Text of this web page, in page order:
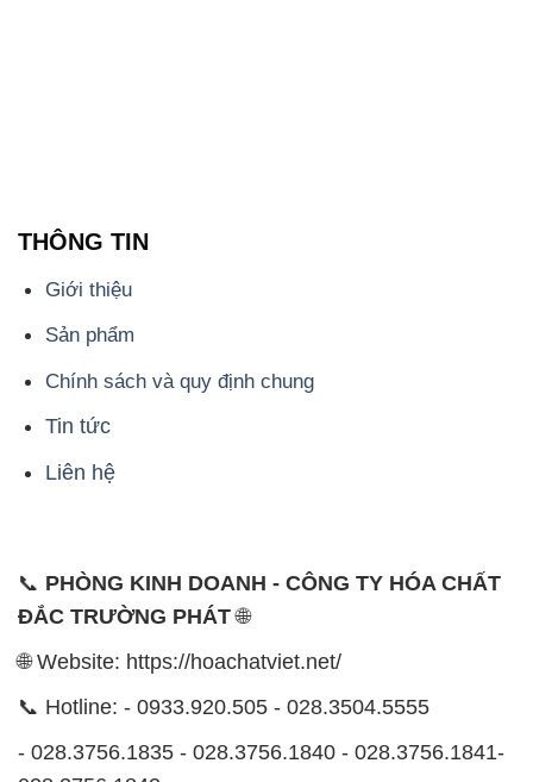
THÔNG TIN
Giới thiệu
Sản phẩm
Chính sách và quy định chung
Tin tức
Liên hệ
📞 PHÒNG KINH DOANH - CÔNG TY HÓA CHẤT
ĐẮC TRƯỜNG PHÁT🌐
🌐 Website: https://hoachatviet.net/
📞 Hotline: - 0933.920.505 - 028.3504.5555
- 028.3756.1835 - 028.3756.1840 - 028.3756.1841-